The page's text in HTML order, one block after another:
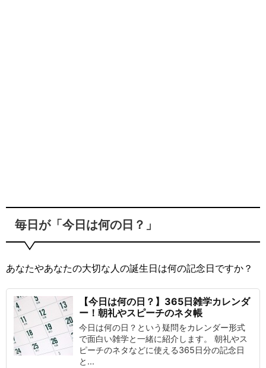
毎日が「今日は何の日？」
あなたやあなたの大切な人の誕生日は何の記念日ですか？
【今日は何の日？】365日雑学カレンダ
ー！朝礼やスピーチのネタ帳
今日は何の日？という疑問をカレンダー形式
で面白い雑学と一緒に紹介します。 朝礼やス
ピーチのネタなどに使える365日分の記念日
と...